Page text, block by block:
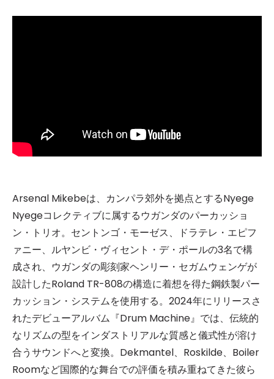
Arsenal Mikebeは、カンパラ郊外を拠点とするNyege
Nyegeコレクティブに属するウガンダのパーカッショ
ン・トリオ。セントンゴ・モーゼス、ドラテレ・エピフ
ァニー、ルヤンビ・ヴィセント・デ・ポールの3名で構
成され、ウガンダの彫刻家ヘンリー・セガムウェンゲが
設計したRoland TR-808の構造に着想を得た鋼鉄製パー
カッション・システムを使用する。2024年にリリースさ
れたデビューアルバム『Drum Machine』では、伝統的
なリズムの型をインダストリアルな質感と儀式性が溶け
合うサウンドへと変換。Dekmantel、Roskilde、Boiler
Roomなど国際的な舞台での評価を積み重ねてきた彼ら